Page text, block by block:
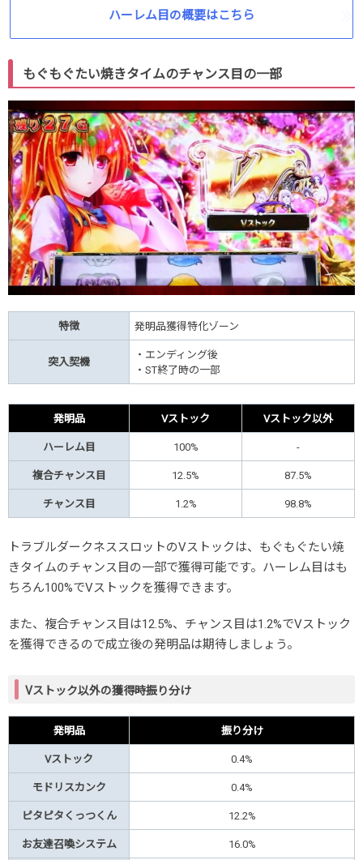
ハーレム目の概要はこちら
もぐもぐたい焼きタイムのチャンス目の一部
特徴 発明品獲得特化ゾーン
突入契機
・エンディング後
・ST終了時の一部
発明品 Vストック Vストック以外
ハーレム目 100% -
複合チャンス目 12.5% 87.5%
チャンス目 1.2% 98.8%
トラブルダークネススロットのVストックは、もぐもぐたい焼
きタイムのチャンス目の一部で獲得可能です。ハーレム目はも
ちろん100%でVストックを獲得できます。
また、複合チャンス目は12.5%、チャンス目は1.2%でVストック
を獲得できるので成立後の発明品は期待しましょう。
Vストック以外の獲得時振り分け
発明品 振り分け
Vストック 0.4%
モドリスカンク 0.4%
ピタピタくっつくん 12.2%
お友達召喚システム 16.0%